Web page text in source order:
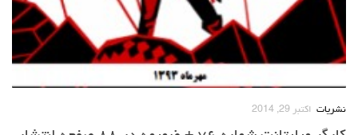
نشریات اکتبر 29, 2014